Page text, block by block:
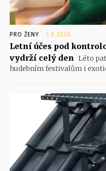
PRO ŽENY 7.8.2026
Letní účes pod
vydrží celý den
Léto
hudebním festivalům i